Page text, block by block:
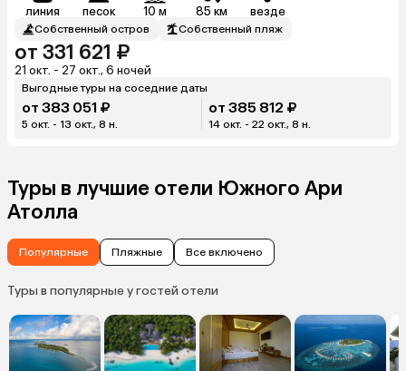
линия песок 10 м 85 км везде
Собственный остров Собственный пляж
от 331 621 ₽
21 окт. - 27 окт., 6 ночей
Выгодные туры на соседние даты
от 383 051 ₽
5 окт. - 13 окт., 8 н.
от 385 812 ₽
14 окт. - 22 окт., 8 н.
Туры в лучшие отели Южного Ари
Атолла
Популярные Пляжные Все включено
Туры в популярные у гостей отели